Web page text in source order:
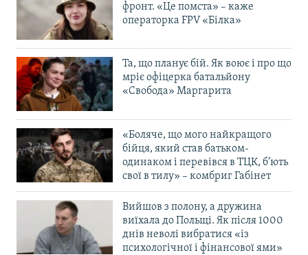
фронт. «Це помста» – каже
операторка FPV «Білка»
Та, що планує бій. Як воює і про що
мріє офіцерка батальйону
«Свобода» Маргарита
«Боляче, що мого найкращого
бійця, який став батьком-
одинаком і перевівся в ТЦК, б’ють
свої в тилу» – комбриг Габінет
Вийшов з полону, а дружина
виїхала до Польщі. Як після 1000
днів неволі вибратися «із
психологічної і фінансової ями»